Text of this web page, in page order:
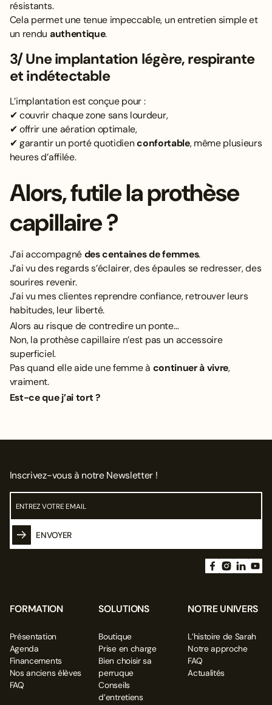
résistants.
Cela permet une tenue impeccable, un entretien simple et
un rendu authentique.
3/ Une implantation légère, respirante
et indétectable
L’implantation est conçue pour :
✔ couvrir chaque zone sans lourdeur,
✔ offrir une aération optimale,
✔ garantir un porté quotidienconfortable, même plusieurs
heures d’affilée.
Alors, futile la prothèse
capillaire ?
J’ai accompagnédes centaines de femmes.
J’ai vu des regards s’éclairer, des épaules se redresser, des
sourires revenir.
J’ai vu mes clientes reprendre confiance, retrouver leurs
habitudes, leur liberté.
Alors au risque de contredire un ponte…
Non, la prothèse capillaire n’est pas un accessoire
superficiel.
Pas quand elle aide une femme à continuer à vivre,
vraiment.
Est-ce que j’ai tort ?
Inscrivez-vous à notre Newsletter !
ENVOYER
FORMATION
Présentation
Agenda
Financements
Nos anciens élèves
FAQ
SOLUTIONS
Boutique
Prise en charge
Bien choisir sa
perruque
Conseils
d’entretiens
NOTRE UNIVERS
L’histoire de Sarah
Notre approche
FAQ
Actualités